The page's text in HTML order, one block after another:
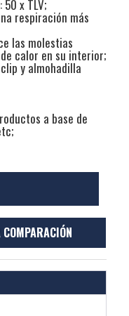
x TLV;
respiración más
las molestias
calor en su interior;
y almohadilla
a base de